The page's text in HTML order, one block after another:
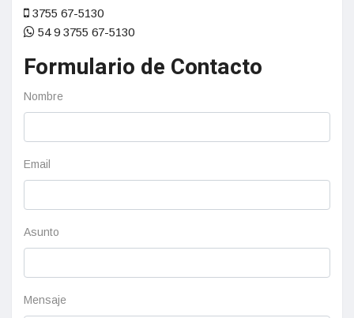
3755 67-5130
54 9 3755 67-5130
Formulario de Contacto
Nombre
Email
Asunto
Mensaje